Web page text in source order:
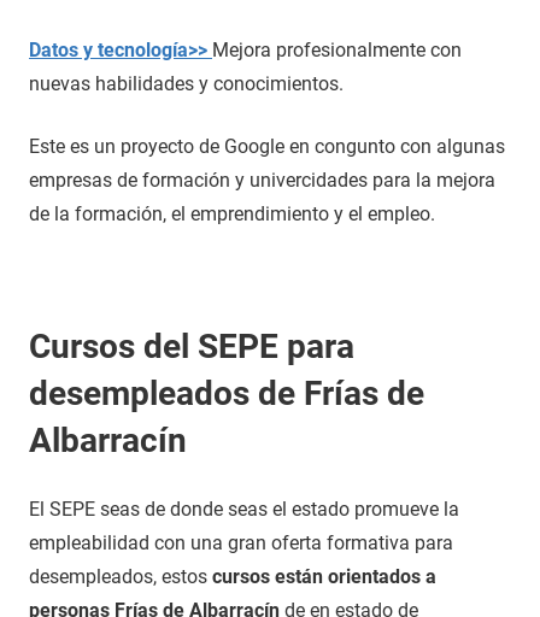
Datos y tecnología>> Mejora profesionalmente con
nuevas habilidades y conocimientos.
Este es un proyecto de Google en congunto con algunas
empresas de formación y univercidades para la mejora
de la formación, el emprendimiento y el empleo.
Cursos del SEPE para
desempleados de Frías de
Albarracín
El SEPE seas de donde seas el estado promueve la
empleabilidad con una gran oferta formativa para
desempleados, estos cursos están orientados a
personas Frías de Albarracín de en estado de